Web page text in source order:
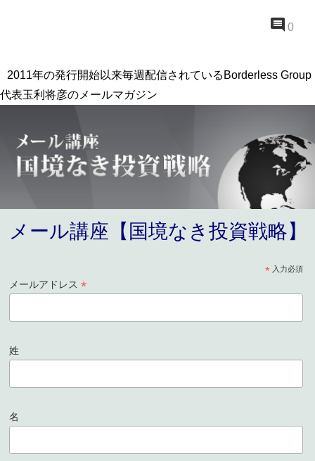
0
2011年の発行開始以来毎週配信されているBorderless Group
代表玉利将彦のメールマガジン
メール講座【国境なき投資戦略】
*入力必須
メールアドレス*
姓
名